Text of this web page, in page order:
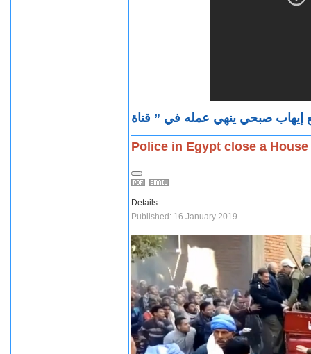
Police in Egypt close a
Details
Published: 16 January 2019